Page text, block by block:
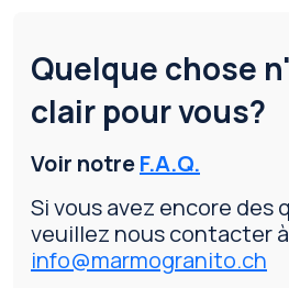
Quelque chose
clair pour vous?
Voir notreF.A.Q.
Si vous avez encore des
veuillez nous contacter à
info@marmogranito.ch